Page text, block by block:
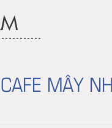
MÂY